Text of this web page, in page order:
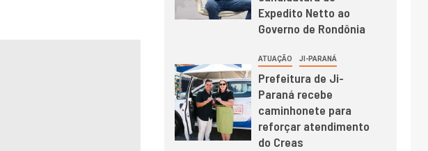
Expedito Netto ao
Governo de Rondônia
ATUAÇÃO JI-PARANÁ
Prefeitura de Ji-
Paraná recebe
caminhonete para
reforçar atendimento
do Creas